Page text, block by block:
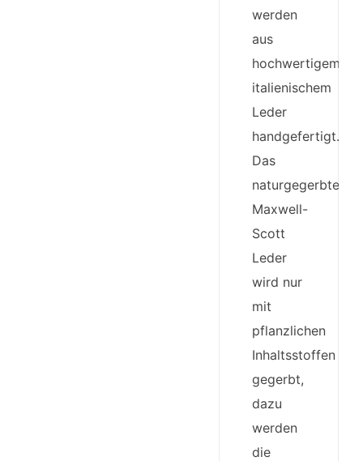
werden
aus
hochwertigem
italienischem
Leder
handgefertigt.
Das
naturgegerbte
Maxwell-
Scott
Leder
wird nur
mit
pflanzlichen
Inhaltsstoffen
gegerbt,
dazu
werden
die